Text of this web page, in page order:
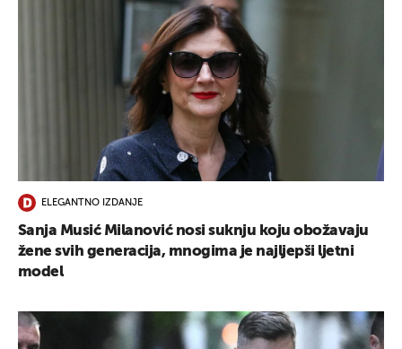
ELEGANTNO IZDANJE
Sanja Musić Milanović nosi suknju koju obožavaju
žene svih generacija, mnogima je najljepši ljetni
model